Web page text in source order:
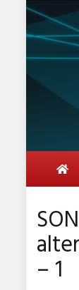
content
– 1